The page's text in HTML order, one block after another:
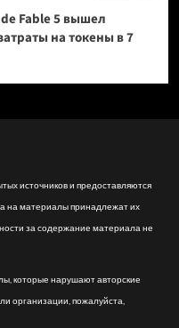
Fable 5 вышел
на токены в 7
источников и предоставляются
на материалы принадлежат их
за содержание материала не
которые нарушают авторские
организации, пожалуйста,